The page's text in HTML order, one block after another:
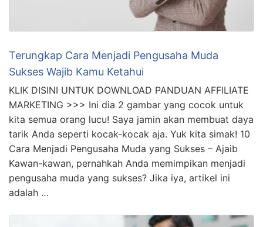
Terungkap Cara Menjadi Pengusaha Muda
Sukses Wajib Kamu Ketahui
KLIK DISINI UNTUK DOWNLOAD PANDUAN AFFILIATE
MARKETING >>> Ini dia 2 gambar yang cocok untuk
tarik Anda seperti kocak-kocak aja. Yuk kita simak! 10